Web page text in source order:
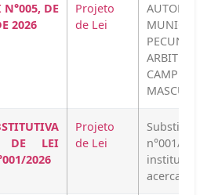
N°005, DE
2026
Projeto
de Lei
MUNICIPAL
DE LEI
2026
Projeto
de Lei
Substitui o
n°001/
instituição
acerca do…